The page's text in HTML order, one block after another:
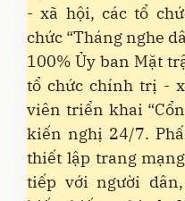
- xã hội, các tổ
chức “Tháng nghe
100% Ủy ban Mặt
tổ chức chính trị -
viên triển khai
kiến nghị 24/7.
thiết lập trang
tiếp với người